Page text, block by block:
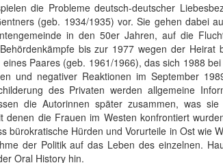
die Probleme deutsch-deutscher
(geb. 1934/1935) vor. Sie gehen dabei
in den 50er Jahren, auf die
bis zur 1977 wegen der Heirat
Paares (geb. 1961/1966), das sich 1988
und negativer Reaktionen im September
des Privaten werden allgemeine
die Autorinnen später zusammen, was
denen die Frauen im Westen konfrontiert
bürokratische Hürden und Vorurteile in Ost wie
der Politik auf das Leben des einzelnen.
Oral History hin.